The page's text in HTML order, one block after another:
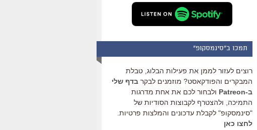
תמכו ב"סינמסקופ"
רוצים לעזור לממן את פעילות הבלוג, טבלת
המבקרים והפודקאסט? מוזמנים לבקר בדף שלי
ב-Patreon
ולבחור לכם את אחת מדרגות
התמיכה, ולהצטרף לקבוצות הסודיות של
"סינמסקופ" לקבלת עדכונים והמלצות פרטיות.
לחצו כאן